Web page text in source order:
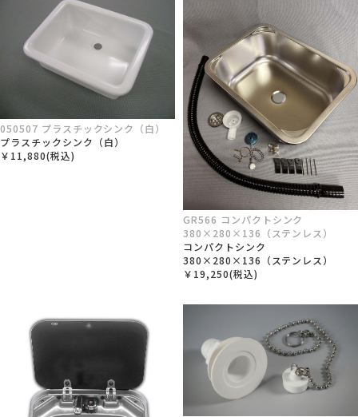
050507 プラスチックシンク（白）
プラスチックシンク（白）
￥11,880(税込)
GR566 コンパクトシンク
380×280×136（ステンレス）
コンパクトシンク
380×280×136（ステンレス）
￥19,250(税込)